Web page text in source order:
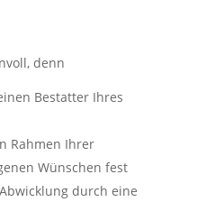
denn
Bestatter Ihres
Rahmen Ihrer
Wünschen fest
durch eine